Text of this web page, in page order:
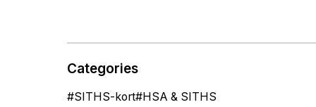
Categories
#SITHS-kort#HSA & SITHS